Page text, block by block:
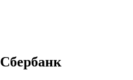
Сбербанк